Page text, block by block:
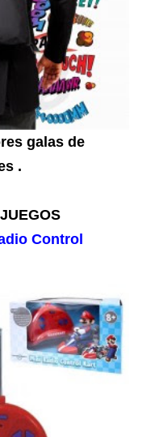
galas de
.
Control